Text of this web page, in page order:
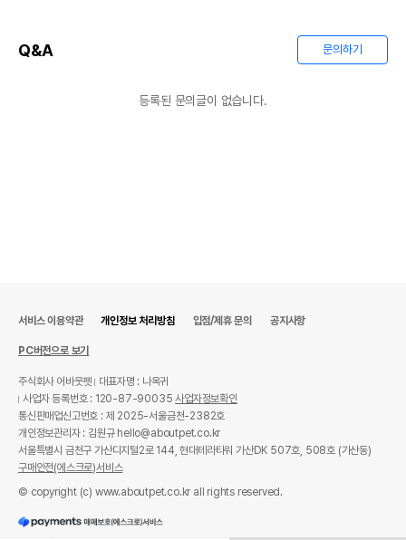
Q&A 문의하기
등록된 문의글이 없습니다.
서비스 이용약관 개인정보 처리방침 입점/제휴 문의 공지사항
PC버전으로 보기
주식회사 어바웃펫
대표자명 : 나옥귀
사업자 등록번호 : 120-87-90035사업자정보확인
통신판매업신고번호 : 제 2025-서울금천-2382호
개인정보관리자 : 김원규 hello@aboutpet.co.kr
서울특별시 금천구 가산디지털2로 144, 현대테라타워 가산DK 507호, 508호 (가산동)
구매안전(에스크로)서비스
© copyright (c) www.aboutpet.co.kr all rights reserved.